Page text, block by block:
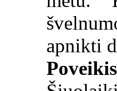
apnikti